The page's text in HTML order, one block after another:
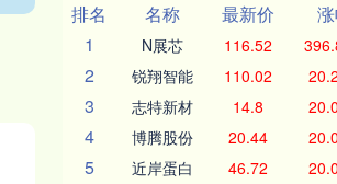
排名
名称 最新价
1
N展芯 116.52
2 锐翔智能 110.02
3 志特新材 14.8
4 博腾股份 20.44
5 近岸蛋白 46.72